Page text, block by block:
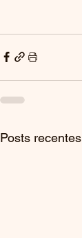
Posts recentes